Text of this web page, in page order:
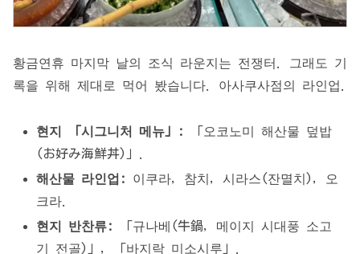
황금연휴 마지막 날의 조식 라운지는 전쟁터. 그래도 기
록을 위해 제대로 먹어 봤습니다. 아사쿠사점의 라인업.
현지 「시그니처 메뉴」:
「오코노미 해산물 덮밥
(お好み海鮮丼)」.
해산물 라인업:
이쿠라, 참치, 시라스(잔멸치), 오
크라.
현지 반찬류:
「규나베(牛鍋, 메이지 시대풍 소고
기 전골)」, 「바지락 미소시루」.